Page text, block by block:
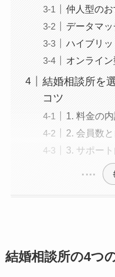
仲人型の
データマ
ハイブリ
オンライ
結婚相談所を
コツ
1. 料金の
2. 会員数
3. サポー
結婚相談所の4つ